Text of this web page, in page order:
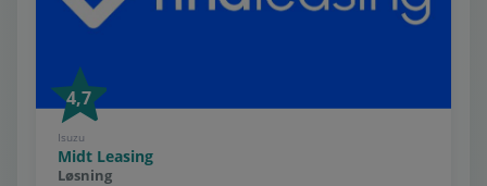
4,7
Isuzu
Midt Leasing
Løsning